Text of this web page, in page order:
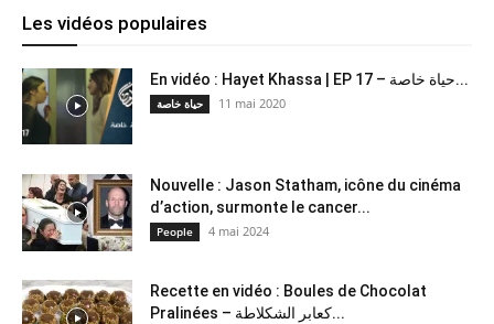
Les vidéos populaires
En vidéo : Hayet Khassa | EP 17 – حياة خاصة...
حياة خاصة 11 mai 2020
Nouvelle : Jason Statham, icône du cinéma
d’action, surmonte le cancer...
People 4 mai 2024
Recette en vidéo : Boules de Chocolat
Pralinées – كعابر الشكلاطة...